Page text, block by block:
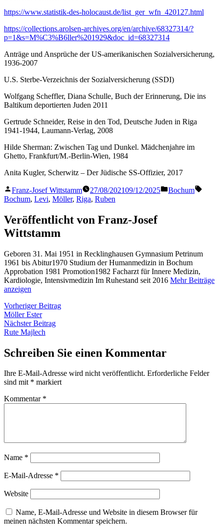
https://www.statistik-des-holocaust.de/list_ger_wfn_420127.html
https://collections.arolsen-archives.org/en/archive/68327314/?
p=1&s=M%C3%B6ller%201929&doc_id=68327314
Anträge und Ansprüche der US-amerikanischen Sozialversicherung,
1936-2007
U.S. Sterbe-Verzeichnis der Sozialversicherung (SSDI)
Wolfgang Scheffler, Diana Schulle, Buch der Erinnerung, Die ins
Baltikum deportierten Juden 2011
Gertrude Schneider, Reise in den Tod, Deutsche Juden in Riga
1941-1944, Laumann-Verlag, 2008
Hilde Sherman: Zwischen Tag und Dunkel. Mädchenjahre im
Ghetto, Frankfurt/M.-Berlin-Wien, 1984
Anita Kugler, Scherwitz – Der Jüdische SS-Offizier, 2017
Veröffentlicht
von
Franz-Josef Wittstamm 27/08/202109/12/2025
Veröffentlicht
Bochum
Bochum, Levi, Möller, Riga, Ruben
Veröffentlicht von Franz-Josef
Wittstamm
Geboren 31. Mai 1951 in Recklinghausen Gymnasium Petrinum
1961 bis Abitur1970 Studium der Humanmedizin in Bochum
Approbation 1981 Promotion1982 Facharzt für Innere Medizin,
Kardiologie, Intensivmedizin Im Ruhestand seit 2016 Mehr Beiträge
anzeigen
Beitragsnavigation
Vorheriger BeitragVorheriger
Möller Ester
Nächster BeitragNächster
Rute Majlech
Schreiben Sie einen Kommentar
Ihre E-Mail-Adresse wird nicht veröffentlicht. Erforderliche Felder
sind mit * markiert
Kommentar *
Name *
E-Mail-Adresse *
Website
Name, E-Mail-Adresse und Website in diesem Browser für
meinen nächsten Kommentar speichern.